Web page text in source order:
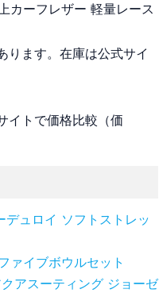
カーフレザー 軽量レース
ります。在庫は公式サイ
イトで価格比較（価
ュロイ ソフトストレッ
ァイブボウルセット
アスーティング ジョーゼ